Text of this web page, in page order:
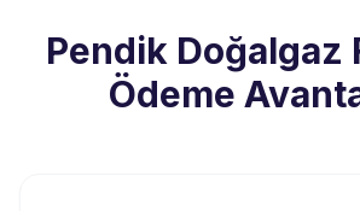
Pendik Doğalgaz
Ödeme